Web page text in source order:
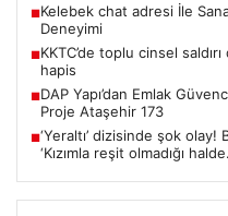
■Kelebek chat adresi İle
Deneyimi
■KKTC’de toplu cinsel
hapis
■DAP Yapı’dan Emlak
Proje Ataşehir 173
■‘Yeraltı’ dizisinde şok
‘Kızımla reşit olmadığı